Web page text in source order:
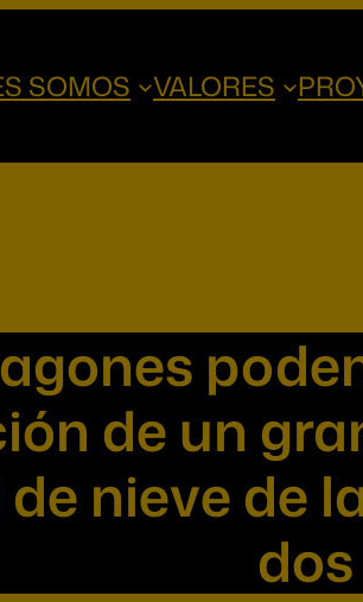
SOMOS VALORES
de un
nieve de